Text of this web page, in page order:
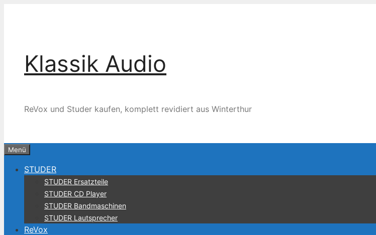
Klassik Audio
ReVox und Studer kaufen, komplett revidiert aus Winterthur
Menü
STUDER
STUDER Ersatzteile
STUDER CD Player
STUDER Bandmaschinen
STUDER Lautsprecher
ReVox